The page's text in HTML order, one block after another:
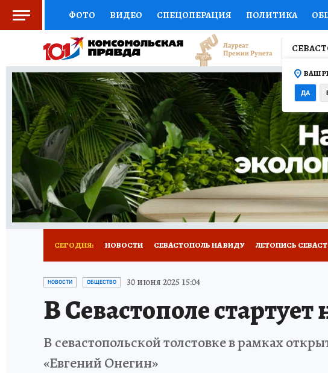
ФОТО ВИДЕО СПЕЦОПЕРАЦИЯ ПОЛИТИКА
СОЦПОДДЕРЖКА НАУКА СПОРТ КОЛУМНИСТЫ
ВЫБОР ЭКСПЕРТОВ ДОКТОР ФИНАНСЫ
КНИЖНАЯ ПОЛКА ПРОГНОЗЫ НА СПОРТ
ПРЕСС-ЦЕНТР НЕДВИЖИМОСТЬ ТЕЛЕВИЗОР
РАДИО КП РЕКЛАМА ТЕСТЫ НОВОЕ НА САЙТЕ
ВАШ
ДА
СЕГОДНЯ: НОВОСТИ СЕВАСТОПОЛЬ НА ВИДУ ЛЕТОПИСЬ
ЗАПОВЕДНАЯ РОССИЯ
НОВОСТИ ОБЩЕСТВО 30 июня 2025 15:04
В Севастополе
В севастопольской толстовке в рамках
«Евгений Онегин»